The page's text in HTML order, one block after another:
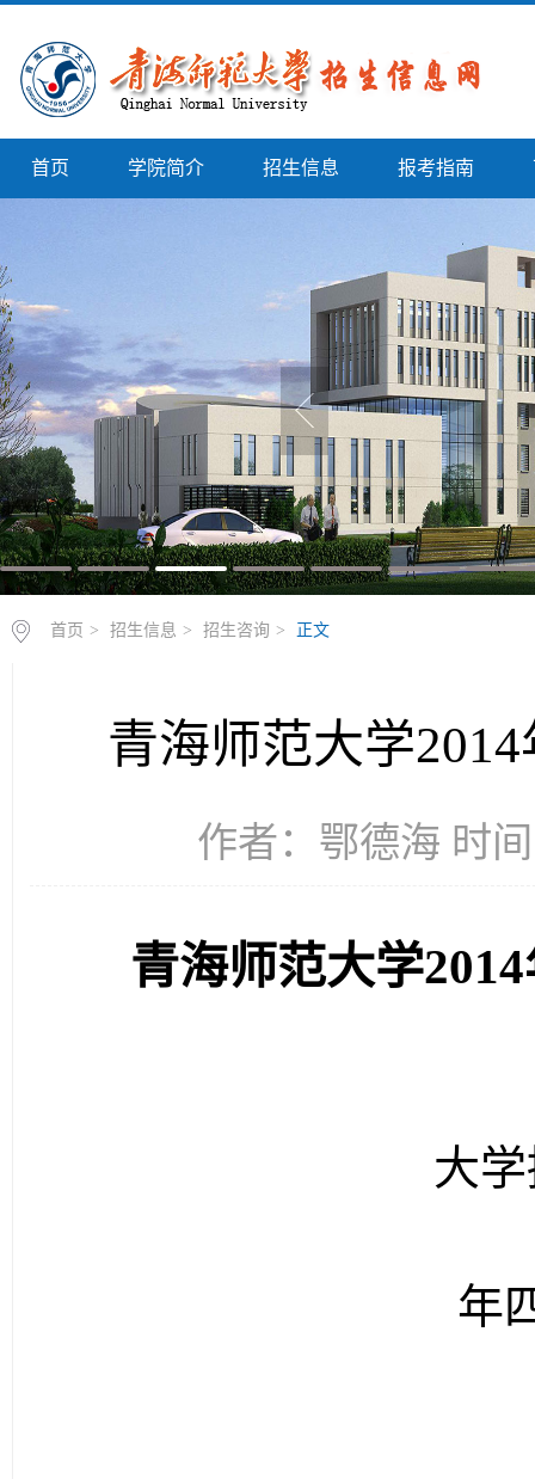
首页 学院简介 招生信息 报考指南
首页 > 招生信息 > 招生咨询 > 正文
青海师范大学
作者：鄂德海 时
青海师范大学2014
大
年